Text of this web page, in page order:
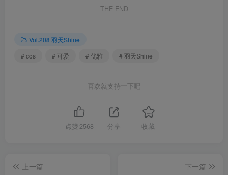
THE END
Vol.208 羽天Shine
# cos
# 可爱 # 优雅 # 羽天Shine
喜欢就支持一下吧
点赞 2568 分享 收藏
上一篇
下一篇